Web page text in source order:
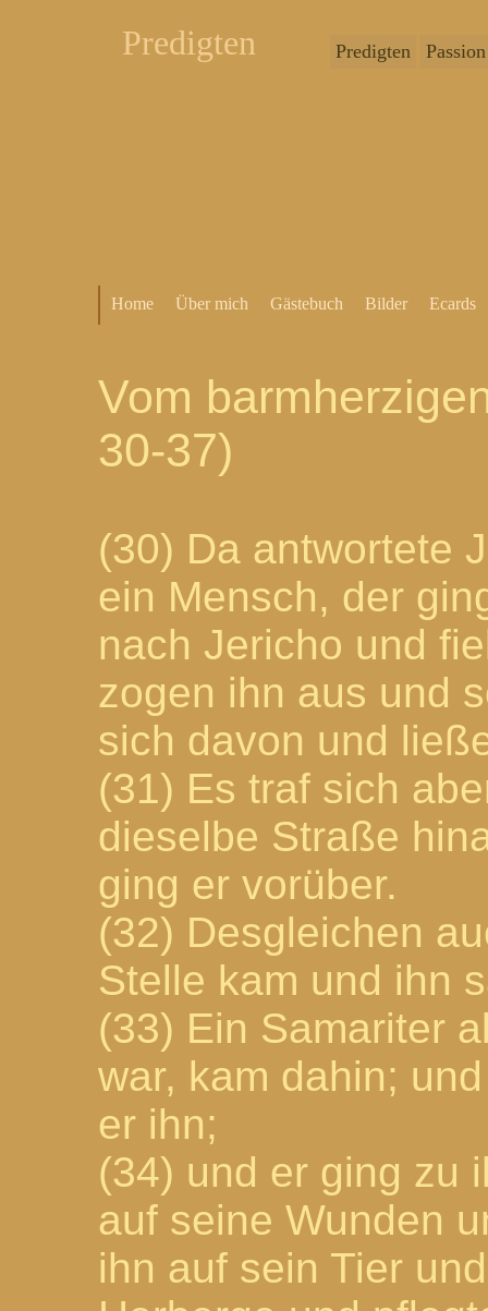
Predigten Predigten
Home Über mich Gästebuch Bilder Ecards
Vom
30-37)
(30) Da antwortete
ein Mensch, der
nach Jericho und
zogen ihn aus und
sich davon und
(31) Es traf sich
dieselbe Straße
ging er vorüber.
(32) Desgleichen
Stelle kam und ihn
(33) Ein Samariter
war, kam dahin;
er ihn;
(34) und er ging zu
auf seine Wunden
ihn auf sein Tier